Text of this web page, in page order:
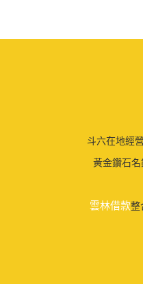
斗六在地經
黃金鑽石
雲林借款整